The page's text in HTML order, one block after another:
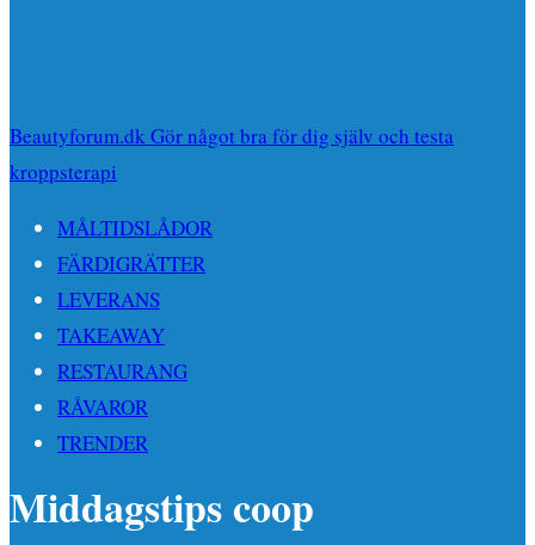
Beautyforum.dk Gör något bra för dig själv och testa
kroppsterapi
MÅLTIDSLÅDOR
FÄRDIGRÄTTER
LEVERANS
TAKEAWAY
RESTAURANG
RÅVAROR
TRENDER
Middagstips coop